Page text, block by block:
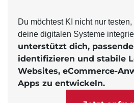
Du möchtest KI nicht nur
deine digitalen Systeme
unterstützt dich, passende
identifizieren und stabile
Websites, eCommerce-
Apps zu entwickeln.